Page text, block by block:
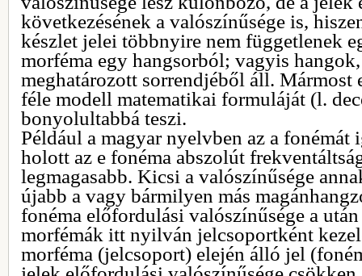
következésének a valószínűsége is,
készlet jelei többnyire nem függetlenek
morféma egy hangsorból; vagyis
meghatározott sorrendjéből áll. Mármost
féle modell matematikai formuláját (l.
bonyolultabbá teszi.
Például a magyar nyelvben az a fonémát
holott az e fonéma abszolút
legmagasabb. Kicsi a valószínűsége
újabb a vagy bármilyen más
fonéma előfordulási valószínűsége a
morfémák itt nyilván jelcsoportként
morféma (jelcsoport) elején álló jel